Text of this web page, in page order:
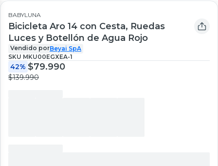
BABYLUNA
Bicicleta Aro 14 con Cesta, Ruedas
Luces y Botellón de Agua Rojo
Vendido porBeyai SpA
SKU MKU00EGXEA-1
42% $79.990
$139.990